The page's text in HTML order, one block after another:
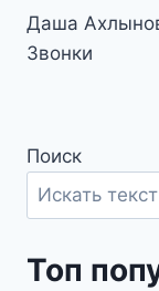
по
Даша
Звонки
Поиск
Топ